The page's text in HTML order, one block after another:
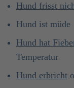
Hund frisst
Hund ist müde
Hund hat
Temperatur
Hund erbricht